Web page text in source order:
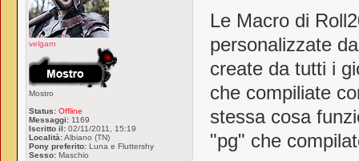
Le Macro di
personalizzate
create da tutti i
che compiliate
stessa cosa
"pg" che
velgarn
Mostro
Status: Offline
Messaggi: 1169
Iscritto il: 02/11/2011, 15:19
Località:Albiano (TN)
Pony preferito: Luna e Fluttershy
Sesso: Maschio